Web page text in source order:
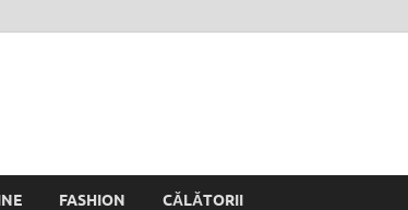
FASHION CĂLĂTORII